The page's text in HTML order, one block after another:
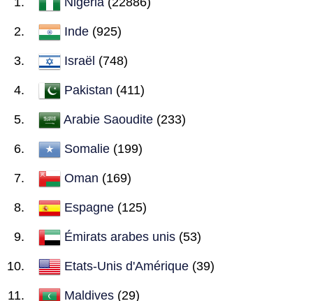
Inde (925)
Israël (748)
Pakistan (411)
Arabie Saoudite (233)
Somalie (199)
Oman (169)
Espagne (125)
Émirats arabes unis (53)
Etats-Unis d'Amérique (39)
Maldives (29)